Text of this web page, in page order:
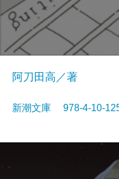
阿刀田高／著
新潮文庫 978-4-10-